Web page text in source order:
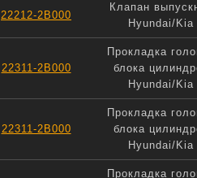
22212-2B000
Клапан
Hyundai/Kia
22311-2B000
Прокладка
блока
Hyundai/Kia
22311-2B000
Прокладка
блока
Hyundai/Kia
Прокладка